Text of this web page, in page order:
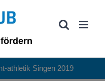
athletik Singen 2019